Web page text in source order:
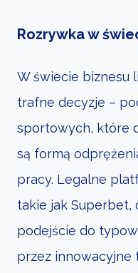
Rozrywka w
W świecie biznesu
trafne decyzje –
sportowych, które
są formą
pracy. Legalne
takie jak Superbet,
podejście do
przez innowacyjne